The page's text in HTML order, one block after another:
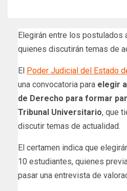
Elegirán entre los postulados
quienes discutirán temas de
El Poder Judicial del Estado
una convocatoria para elegir
de Derecho para formar
Tribunal Universitario, que
discutir temas de actualidad.
El certamen indica que
10 estudiantes, quienes
pasar una entrevista de